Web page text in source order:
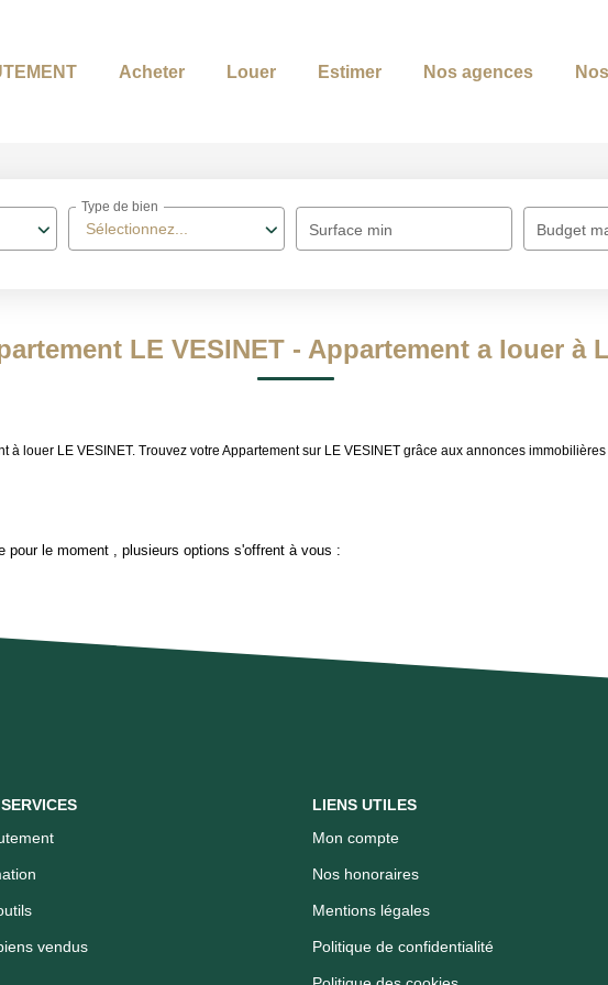
Acheter Louer Estimer Nos agences
Sélectionnez...
Type de bien
Surface min Budget
LE VESINET - Appartement a louer à
louer LE VESINET. Trouvez votre Appartement sur LE VESINET grâce aux annonces immobilières
pour le moment , plusieurs options s'offrent à vous :
vendus
LIENS UTILES
Mon compte
Nos honoraires
Mentions légales
Politique de confidentialité